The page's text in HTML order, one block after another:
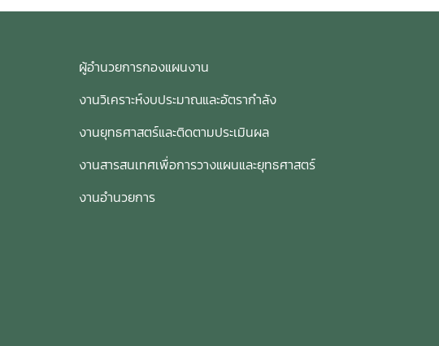
ผู้อำนวยการกองแผนงาน
งานวิเคราะห์งบประมาณและอัตรากำลัง
งานยุทธศาสตร์และติดตามประเมินผล
งานสารสนเทศเพื่อการวางแผนและยุทธศาสตร์
งานอำนวยการ